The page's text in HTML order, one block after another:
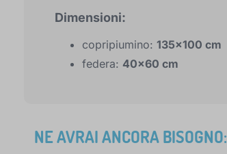
Dimensioni:
copripiumino: 135x100 cm
federa: 40x60 cm
NE AVRAI ANCORA BISOGNO: